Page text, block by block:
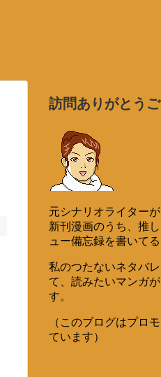
訪問ありがとう
元シナリオライター
新刊漫画のうち、推
ュー備忘録を書いてる
私のつたないネタバ
て、読みたいマンガ
す。
（このブログはプロ
ています）